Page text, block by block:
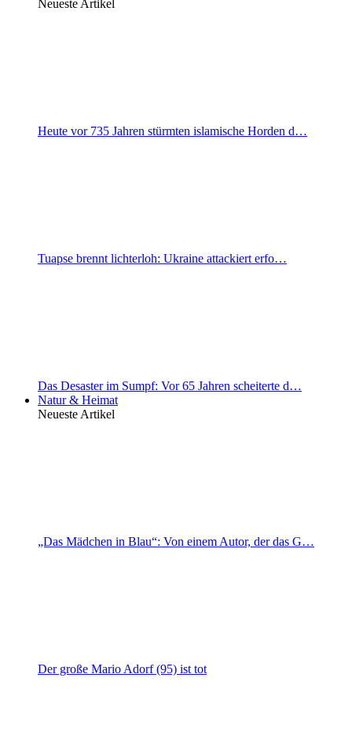
Neueste Artikel
Heute vor 735 Jahren stürmten islamische Horden d…
Tuapse brennt lichterloh: Ukraine attackiert erfo…
Das Desaster im Sumpf: Vor 65 Jahren scheiterte d…
Natur & Heimat
Neueste Artikel
„Das Mädchen in Blau“: Von einem Autor, der das G…
Der große Mario Adorf (95) ist tot